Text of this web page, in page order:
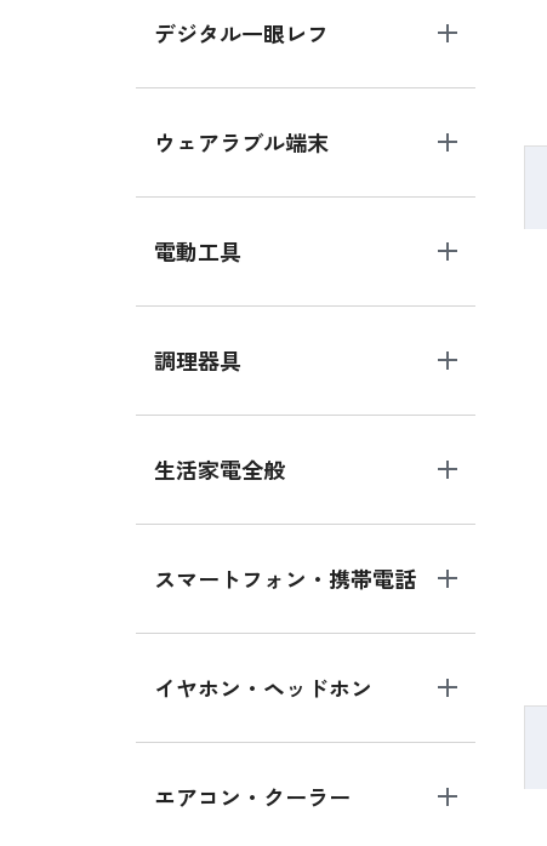
デジタル一眼レフ
ウェアラブル端末
電動工具
調理器具
生活家電全般
スマートフォン・携帯電話
イヤホン・ヘッドホン
エアコン・クーラー